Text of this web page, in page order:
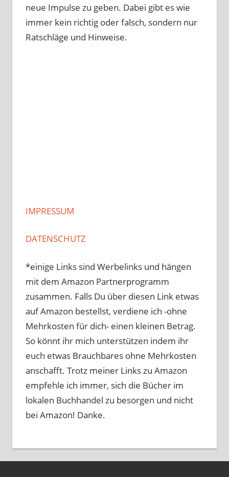
neue Impulse zu geben. Dabei gibt es wie
immer kein richtig oder falsch, sondern nur
Ratschläge und Hinweise.
IMPRESSUM
DATENSCHUTZ
*einige Links sind Werbelinks und hängen
mit dem Amazon Partnerprogramm
zusammen. Falls Du über diesen Link etwas
auf Amazon bestellst, verdiene ich -ohne
Mehrkosten für dich- einen kleinen Betrag.
So könnt ihr mich unterstützen indem ihr
euch etwas Brauchbares ohne Mehrkosten
anschafft. Trotz meiner Links zu Amazon
empfehle ich immer, sich die Bücher im
lokalen Buchhandel zu besorgen und nicht
bei Amazon! Danke.